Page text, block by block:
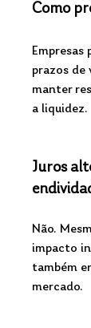
Como
Empresas
prazos de
manter
a liquidez.
Juros
Não.
impacto
também
mercado.